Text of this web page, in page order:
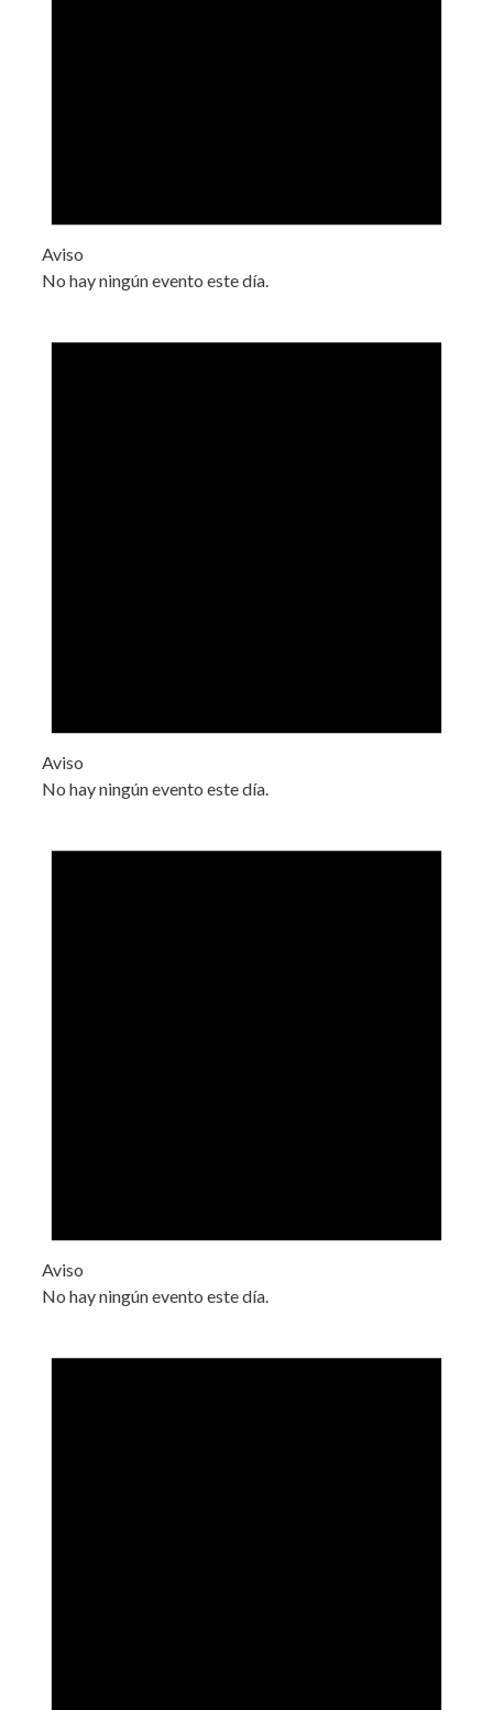
Aviso
No hay ningún evento este día.
Aviso
No hay ningún evento este día.
Aviso
No hay ningún evento este día.